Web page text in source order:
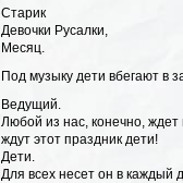
Старик
Девочки Русалки,
Месяц.
Под музыку дети вбегают в
Ведущий.
Любой из нас, конечно,
ждут этот праздник дети!
Дети.
Для всех несет он в каждый